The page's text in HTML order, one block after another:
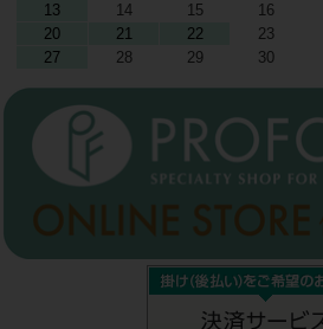
13
14 15 16
20
21 22 23
27
28 29 30